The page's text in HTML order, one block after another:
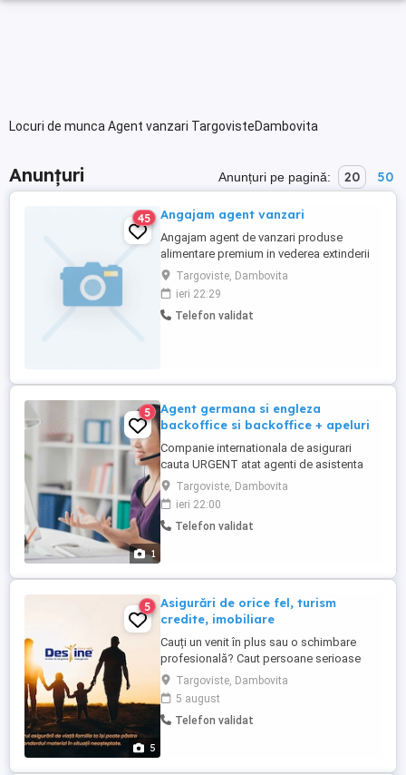
Locuri de munca Agent vanzari TargovisteDambovita
Anunțuri Anunțuri pe pagină: 20 50
45 Angajam agent vanzari
Angajam agent de vanzari produse
alimentare premium in vederea extinderii
diviziei HORECA, in judetele Dambovita ,
Arges,Prahova .Relatii la tel
Targoviste, Dambovita
ieri 22:29
Telefon validat
1
5
Agent germana si engleza
backoffice si backoffice + apeluri
Companie internationala de asigurari
cauta URGENT atat agenti de asistenta
rutiera cat si agenti de asigurari de
calatorie vorbitori de limba germana ( nivel
C1 ) si limba engleza ( nivel C1 ). Este
nevoie de cunoasterea ambelor limbi
Targoviste, Dambovita
ieri 22:00
Telefon validat
5
5
Asigurări de orice fel, turism
credite, imobiliare
Cauți un venit în plus sau o schimbare
profesională? Caut persoane serioase
care vor să înceapă o colaborare în
domeniul asigurărilor NU ai nevoie de
experiență, te învăț tot ce trebuie pas cu
pas. Ce ai aici: Program flexibil lucrezi
Targoviste, Dambovita
5 august
Telefon validat